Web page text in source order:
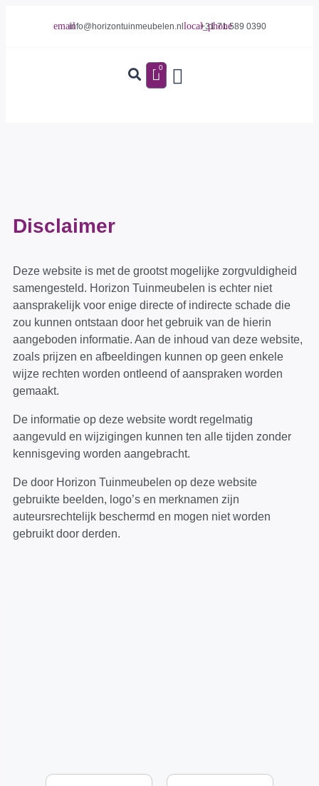
info@horizontuinmeubelen.nl +31 71 589 0390
0
Disclaimer
Deze website is met de grootst mogelijke zorgvuldigheid
samengesteld. Horizon Tuinmeubelen is echter niet
aansprakelijk voor enige directe of indirecte schade die
zou kunnen ontstaan door het gebruik van de hierin
aangeboden informatie. Aan de inhoud van deze website,
zoals prijzen en afbeeldingen kunnen op geen enkele
wijze rechten worden ontleend of aanspraken worden
gemaakt.
De informatie op deze website wordt regelmatig
aangevuld en wijzigingen kunnen ten alle tijden zonder
kennisgeving worden aangebracht.
De door Horizon Tuinmeubelen op deze website
gebruikte beelden, logo’s en merknamen zijn
auteursrechtelijk beschermd en mogen niet worden
gebruikt door derden.